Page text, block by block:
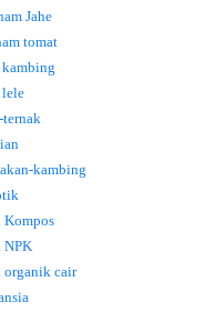
Jahe
tomat
lele
kambing
Kompos
NPK
organik cair